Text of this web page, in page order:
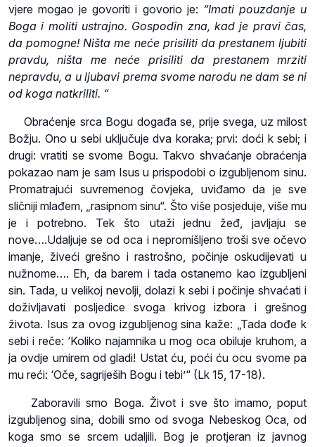
vjere mogao je govoriti i govorio je: “Imati pouzdanje u
Boga i moliti ustrajno. Gospodin zna, kad je pravi čas,
da pomogne! Ništa me neće prisiliti da prestanem ljubiti
pravdu, ništa me neće prisiliti da prestanem mrziti
nepravdu, a u ljubavi prema svome narodu ne dam se ni
od koga natkriliti. “
Obraćenje srca Bogu događa se, prije svega, uz milost
Božju. Ono u sebi uključuje dva koraka; prvi: doći k sebi; i
drugi: vratiti se svome Bogu. Takvo shvaćanje obraćenja
pokazao nam je sam Isus u prispodobi o izgubljenom sinu.
Promatrajući suvremenog čovjeka, uviđamo da je sve
sličniji mlađem, „rasipnom sinu“. Što više posjeduje, više mu
je i potrebno. Tek što utaži jednu žeđ, javljaju se
nove….Udaljuje se od oca i nepromišljeno troši sve očevo
imanje, živeći grešno i rastrošno, počinje oskudijevati u
nužnome…. Eh, da barem i tada ostanemo kao izgubljeni
sin. Tada, u velikoj nevolji, dolazi k sebi i počinje shvaćati i
doživljavati posljedice svoga krivog izbora i grešnog
života. Isus za ovog izgubljenog sina kaže: „Tada dođe k
sebi i reče: ‘Koliko najamnika u mog oca obiluje kruhom, a
ja ovdje umirem od gladi! Ustat ću, poći ću ocu svome pa
mu reći: ‘Oče, sagriješih Bogu i tebi’“ (Lk 15, 17-18).
Zaboravili smo Boga. Život i sve što imamo, poput
izgubljenog sina, dobili smo od svoga Nebeskog Oca, od
koga smo se srcem udaljili. Bog je protjeran iz javnog